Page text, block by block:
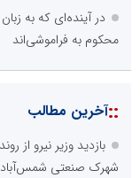
در آینده‌ای که به
محکوم به فراموشی‌اند
::آخرین مطالب
بازدید وزیر نیرو از
شهرک صنعتی شمس‌آباد